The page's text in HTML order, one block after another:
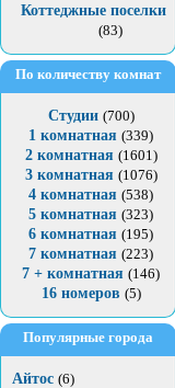
Коттеджные поселки
(83)
По количеству комнат
Студии (700)
1 комнатная (339)
2 комнатная (1601)
3 комнатная (1076)
4 комнатная (538)
5 комнатная (323)
6 комнатная (195)
7 комнатная (223)
7 + комнатная (146)
16 номеров (5)
Популярные города
Айтос (6)